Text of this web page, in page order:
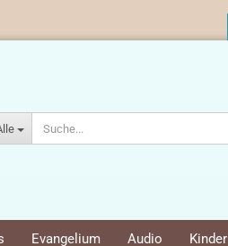
Evangelium Audio Kinder